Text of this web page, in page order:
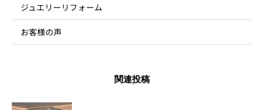
ジュエリーリフォーム
お客様の声
関連投稿